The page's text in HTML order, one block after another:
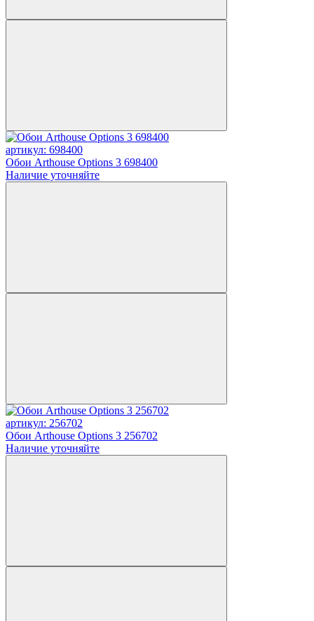
артикул: 698400
Обои Arthouse Options 3 698400
Наличие уточняйте
артикул: 256702
Обои Arthouse Options 3 256702
Наличие уточняйте